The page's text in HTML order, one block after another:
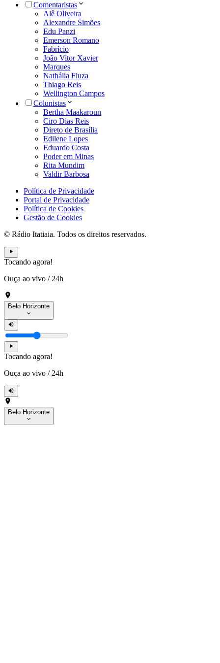
Comentaristas
Alê Oliveira
Alexandre Simões
Edu Panzi
Emerson Romano
Fabrício
João Vitor Xavier
Marques
Nathália Fiuza
Thiago Reis
Wellington Campos
Colunistas
Bertha Maakaroun
Ciro Dias Reis
Direto de Brasília
Edilene Lopes
Eduardo Costa
Poder em Minas
Rita Mundim
Valdir Barbosa
Política de Privacidade
Portal de Privacidade
Política de Cookies
Gestão de Cookies
© Rádio Itatiaia. Todos os direitos reservados.
Tocando agora!
Ouça ao vivo / 24h
Belo Horizonte
Tocando agora!
Ouça ao vivo / 24h
Belo Horizonte